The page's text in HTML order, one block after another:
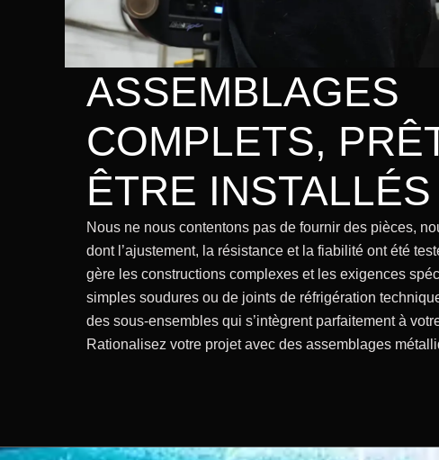
ASSEMBLAGES
COMPLETS,
ÊTRE INSTALLÉS
Nous ne nous contentons pas de fournir des pièces,
dont l’ajustement, la résistance et la fiabilité ont été
gère les constructions complexes et les exigences
simples soudures ou de joints de réfrigération
des sous-ensembles qui s’intègrent parfaitement à
Rationalisez votre projet avec des assemblages